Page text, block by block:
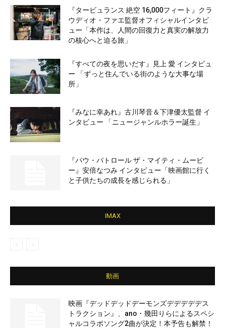
『タービュランス 絶空 16,000フィート』クラ
ウディオ・ファエ監督オフィシャルインタビ
ュー「本作は、人間の回復力と真実の解放力
の核心へと迫る旅」
『すべての夜を思いだす』見上 愛 インタビュ
ー 「ずっと住んでいる街のような大事な場
所」
『みなに幸あれ』古川琴音＆下津優太監督 イ
ンタビュー 「ニュージャンルホラー誕生」
『パウ・パトロール ザ・マイティ・ムービ
ー』安倍なつみ インタビュー「映画館に行く
と子供たちの成長を感じられる」
IMAX
動画
映画『デッドデッドデーモンズデデデデデス
トラクション』、ano・幾田りらによるスペシ
ャルコラボソング2曲が決定！本予告も解禁！